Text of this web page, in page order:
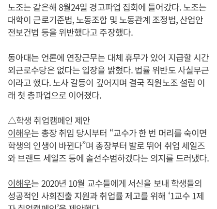
노조는 같은해 8월24일 경고파업 집회에 들어갔다. 노조는
대학이 근로기준법, 노동조합 및 노동관계 조정법, 산업안
전보건법 등을 위반했다고 주장했다.
동아대는 언론에 연장근무는 대체 휴무가 있어 지급할 시간
외근로수당은 없다는 입장을 밝혔다. 법률 위반도 사실무근
이라고 했다. 노사 갈등이 깊어지며 결국 직원노조 설립 이
래 첫 총파업으로 이어졌다.
△학생 취업캠페인 제안
이해우는 총장 취임 당시부터 “교수가 한 번 머리를 숙이면
학생의 인생이 바뀐다”며 총장부터 발로 뛰어 취업 세일즈
와 브랜드 세일즈 등에 솔선수범하겠다는 의지를 드러냈다.
이해우는 2020년 10월 교수들에게 서신을 보내 학생들의
성공적인 사회진출 지원과 취업률 제고를 위해 ‘1교수 1제